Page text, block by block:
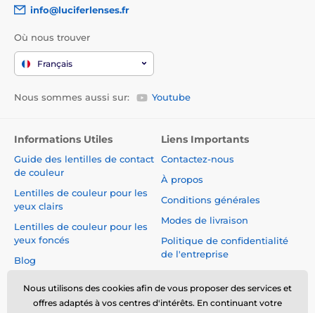
info@luciferlenses.fr
Où nous trouver
Français
Nous sommes aussi sur: Youtube
Informations Utiles
Guide des lentilles de contact
de couleur
Lentilles de couleur pour les
yeux clairs
Lentilles de couleur pour les
yeux foncés
Blog
Liens Importants
Contactez-nous
À propos
Conditions générales
Modes de livraison
Politique de confidentialité
de l'entreprise
du Contrat
Sécurité et qualité sans
Nous utilisons des cookies afin de vous proposer des services et
offres adaptés à vos centres d'intérêts. En continuant votre